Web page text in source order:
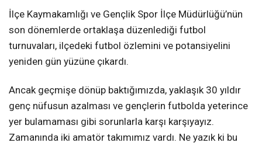
İlçe Kaymakamlığı ve Gençlik Spor İlçe Müdürlüğü’nün
son dönemlerde ortaklaşa düzenlediği futbol
turnuvaları, ilçedeki futbol özlemini ve potansiyelini
yeniden gün yüzüne çıkardı.
Ancak geçmişe dönüp baktığımızda, yaklaşık 30 yıldır
genç nüfusun azalması ve gençlerin futbolda yeterince
yer bulamaması gibi sorunlarla karşı karşıyayız.
Zamanında iki amatör takımımız vardı. Ne yazık ki bu